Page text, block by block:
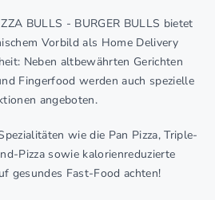
BULLS - BURGER BULLS bietet
Vorbild als Home Delivery
Neben altbewährten Gerichten
Fingerfood werden auch spezielle
angeboten.
wie die Pan Pizza, Triple-
Pizza sowie kalorienreduzierte
gesundes Fast-Food achten!